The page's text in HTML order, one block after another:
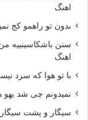
اهنگ
بدون تو راهمو کج
سنن باشکاسینییه
اهنگ
با تو هوا که سرد
نمیدونم چی شد
سیگار و پشت سیگار